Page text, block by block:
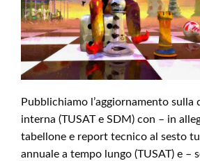
Pubblichiamo l’aggiornamento
interna (TUSAT e SDM) con – in
tabellone e report tecnico al sesto
annuale a tempo lungo (TUSAT) e –